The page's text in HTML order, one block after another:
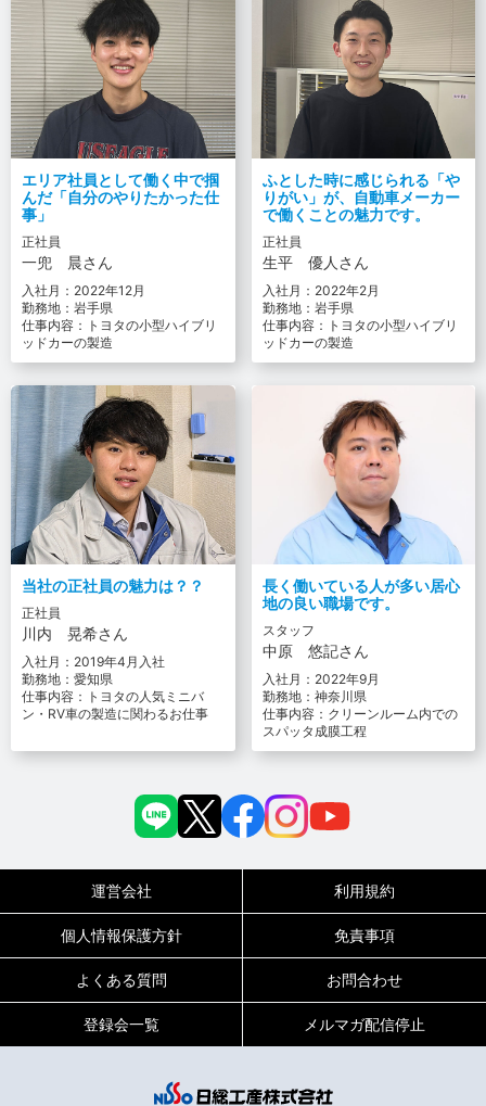
エリア社員として働く中で掴
んだ「自分のやりたかった仕
事」
正社員
一兜 晨さん
入社月：2022年12月
勤務地：岩手県
仕事内容：トヨタの小型ハイブリ
ッドカーの製造
ふとした時に感じられる「や
りがい」が、自動車メーカー
で働くことの魅力です。
正社員
生平 優人さん
入社月：2022年2月
勤務地：岩手県
仕事内容：トヨタの小型ハイブリ
ッドカーの製造
当社の正社員の魅力は？？
正社員
川内 晃希さん
入社月：2019年4月入社
勤務地：愛知県
仕事内容：トヨタの人気ミニバ
ン・RV車の製造に関わるお仕事
長く働いている人が多い居心
地の良い職場です。
スタッフ
中原 悠記さん
入社月：2022年9月
勤務地：神奈川県
仕事内容：クリーンルーム内での
スパッタ成膜工程
運営会社 利用規約
個人情報保護方針 免責事項
よくある質問 お問合わせ
登録会一覧 メルマガ配信停止